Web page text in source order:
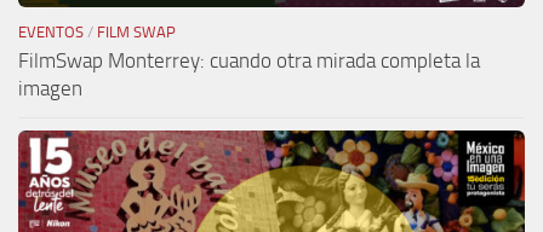
EVENTOS / FILM SWAP
FilmSwap Monterrey: cuando otra mirada completa la
imagen